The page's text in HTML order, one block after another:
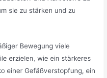
sie zu stärken und zu
Bewegung viele
erzielen, wie ein stärkeres
einer Gefäßverstopfung, ein